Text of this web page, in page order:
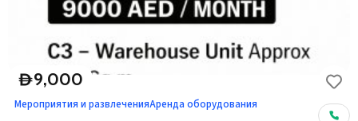
D9,000
Мероприятия и развлеченияАренда оборудования